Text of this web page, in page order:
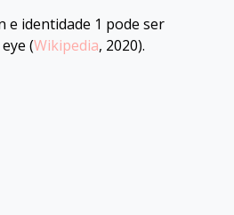
e identidade 1 pode ser
(Wikipedia, 2020).